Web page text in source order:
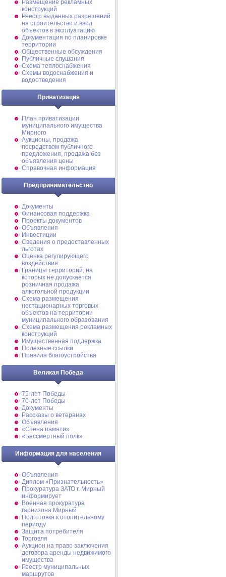
Размещение рекламных
конструкций
Реестр выданных разрешений
на строительство и ввод
объектов в эксплуатацию
Документация по планировке
территории
Общественные обсуждения
Публичные слушания
Схема теплоснабжения
Схемы водоснабжения и
водоотведения
Приватизация
План приватизации
муниципального имущества
Мирного
Аукционы, продажа
посредством публичного
предложения, продажа без
объявления цены
Справочная информация
Предпринимательство
Документы
Финансовая поддержка
Проекты документов
Объявления
Инвестиции
Сведения о предоставленных
льготах
Оценка регулирующего
воздействия
Границы территорий, на
которых не допускается
розничная продажа
алкогольной продукции
Схема размещения
нестационарных торговых
объектов на территории
муниципального образования
Схема размещения рекламных
конструкций
Имущественная поддержка
Полезные ссылки
Правила благоустройства
Великая Победа
75-лет Победы
70-лет Победы
Документы
Рассказы о ветеранах
Объявления
«Стена памяти»
«Бессмертный полк»
Информация для населения
Объявления
Диплом «Признательность»
Прокуратура ЗАТО г. Мирный
информирует
Военная прокуратура
гарнизона Мирный
Подготовка к отопительному
периоду
Защита потребителя
Торговля
Аукцион на право заключения
договора аренды недвижимого
имущества
Реестр муниципальных
маршрутов